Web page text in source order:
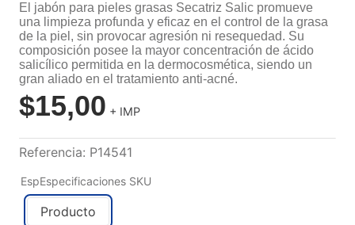
El jabón para pieles grasas Secatriz Salic promueve
una limpieza profunda y eficaz en el control de la grasa
de la piel, sin provocar agresión ni resequedad. Su
composición posee la mayor concentración de ácido
salicílico permitida en la dermocosmética, siendo un
gran aliado en el tratamiento anti-acné.
$15,00 + IMP
Referencia: P14541
EspEspecificaciones SKU
Producto